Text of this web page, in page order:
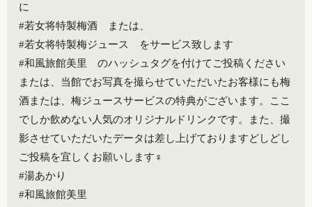
に
#若女将特製梅酒 または、
#若女将特製梅ジュース をサービス致します
#和風旅館美里 のハッシュタグを付けてご投稿ください️
または、当館でお写真を撮らせていただいたお客様にも梅
酒または、梅ジュースサービスの特典がございます。ここ
でしか飲めない人気のオリジナルドリンクです。また、撮
影させていただいたデータは差し上げておりますどしどし
ご投稿を宜しくお願いします‍♀️
#湯あかり
#和風旅館美里